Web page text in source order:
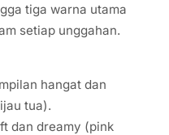
tiga warna utama
setiap unggahan.
hangat dan
tua).
dan dreamy (pink